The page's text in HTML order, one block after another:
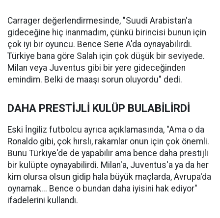
Carrager değerlendirmesinde, "Suudi Arabistan'a
gideceğine hiç inanmadım, çünkü birincisi bunun için
çok iyi bir oyuncu. Bence Serie A'da oynayabilirdi.
Türkiye bana göre Salah için çok düşük bir seviyede.
Milan veya Juventus gibi bir yere gideceğinden
emindim. Belki de maaşı sorun oluyordu" dedi.
DAHA PRESTİJLİ KULÜP BULABİLİRDİ
Eski İngiliz futbolcu ayrıca açıklamasında, "Ama o da
Ronaldo gibi, çok hırslı, rakamlar onun için çok önemli.
Bunu Türkiye'de de yapabilir ama bence daha prestijli
bir kulüpte oynayabilirdi. Milan'a, Juventus'a ya da her
kim olursa olsun gidip hala büyük maçlarda, Avrupa'da
oynamak... Bence o bundan daha iyisini hak ediyor"
ifadelerini kullandı.